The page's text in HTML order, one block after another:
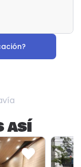
ASÍ